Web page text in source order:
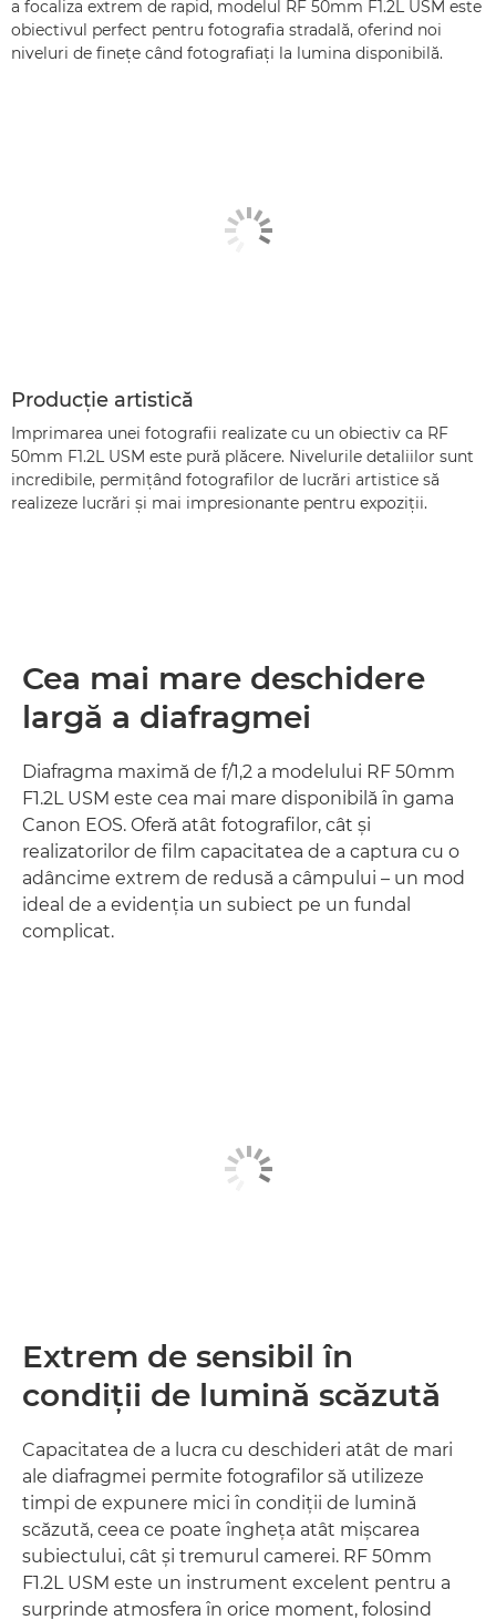
a focaliza extrem de rapid, modelul RF 50mm F1.2L USM este
obiectivul perfect pentru fotografia stradală, oferind noi
niveluri de fineţe când fotografiaţi la lumina disponibilă.
Producţie artistică
Imprimarea unei fotografii realizate cu un obiectiv ca RF
50mm F1.2L USM este pură plăcere. Nivelurile detaliilor sunt
incredibile, permiţând fotografilor de lucrări artistice să
realizeze lucrări şi mai impresionante pentru expoziţii.
Cea mai mare deschidere
largă a diafragmei
Diafragma maximă de f/1,2 a modelului RF 50mm
F1.2L USM este cea mai mare disponibilă în gama
Canon EOS. Oferă atât fotografilor, cât şi
realizatorilor de film capacitatea de a captura cu o
adâncime extrem de redusă a câmpului – un mod
ideal de a evidenţia un subiect pe un fundal
complicat.
Extrem de sensibil în
condiţii de lumină scăzută
Capacitatea de a lucra cu deschideri atât de mari
ale diafragmei permite fotografilor să utilizeze
timpi de expunere mici în condiţii de lumină
scăzută, ceea ce poate îngheţa atât mişcarea
subiectului, cât şi tremurul camerei. RF 50mm
F1.2L USM este un instrument excelent pentru a
surprinde atmosfera în orice moment, folosind